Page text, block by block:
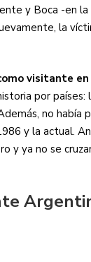
y Boca -en
la
visitante
por
no
y la actual.
y ya no se